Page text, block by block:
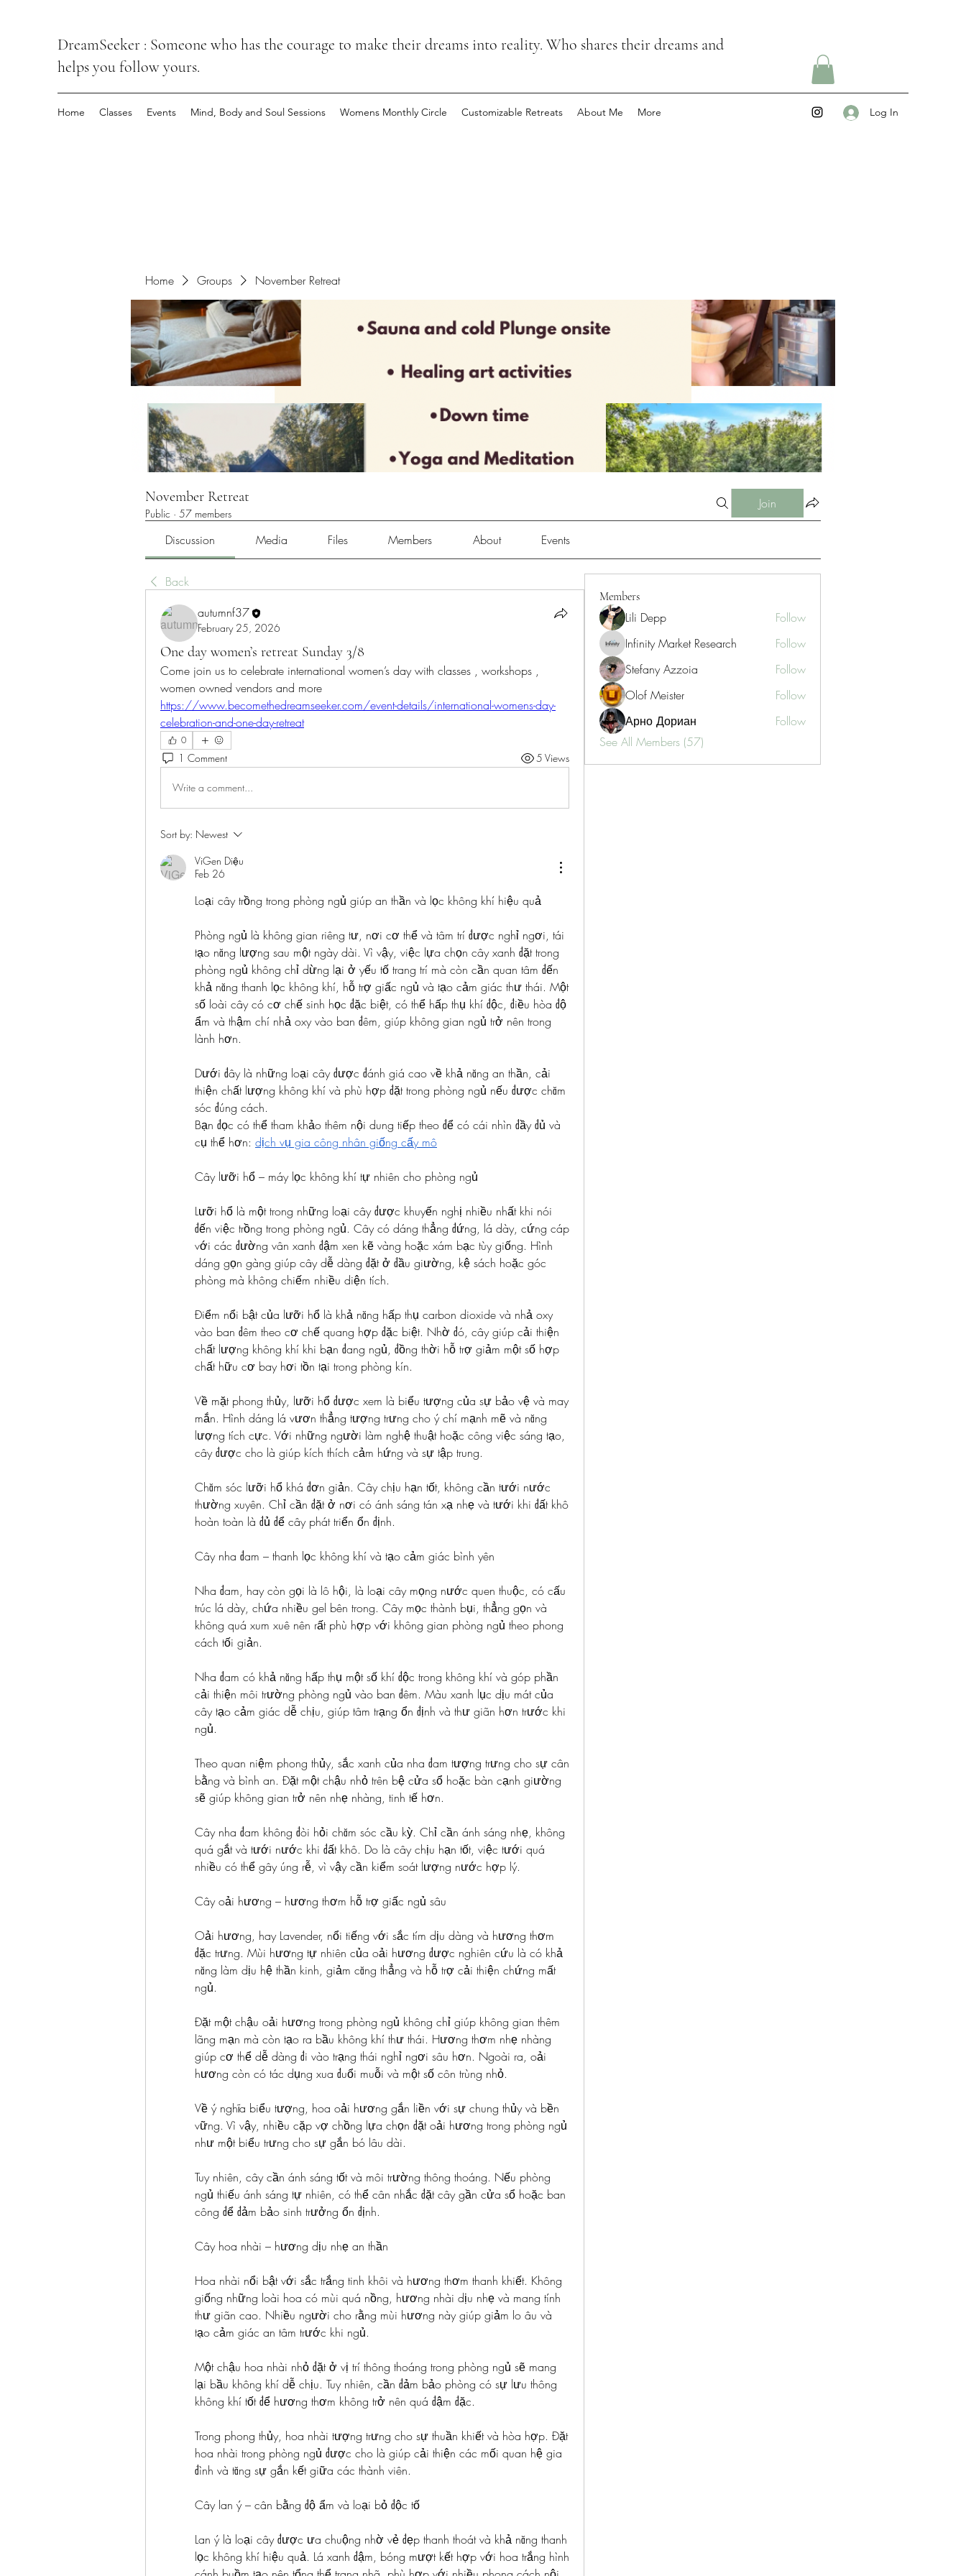
DreamSeeker : Someone who has the courage to make their dreams into reality. Who shares their dreams and
helps you follow yours.
Home Classes Events Mind, Body and Soul Sessions Womens Monthly Circle Customizable Retreats About Me More Log In
Home Groups November Retreat
November Retreat
Public · 57 members
Join
Discussion Media Files Members About Events
Back
autumnf37
February 25, 2026
One day women’s retreat Sunday 3/8
Come join us to celebrate international women’s day with classes , workshops ,
women owned vendors and more
https://www.becomethedreamseeker.com/event-details/international-womens-day-
celebration-and-one-day-retreat
0
1 Comment 5 Views
Write a comment...
Sort by: Newest
ViGen Diệu
Feb 26
Loại cây trồng trong phòng ngủ giúp an thần và lọc không khí hiệu quả
Phòng ngủ là không gian riêng tư, nơi cơ thể và tâm trí được nghỉ ngơi, tái
tạo năng lượng sau một ngày dài. Vì vậy, việc lựa chọn cây xanh đặt trong
phòng ngủ không chỉ dừng lại ở yếu tố trang trí mà còn cần quan tâm đến
khả năng thanh lọc không khí, hỗ trợ giấc ngủ và tạo cảm giác thư thái. Một
số loài cây có cơ chế sinh học đặc biệt, có thể hấp thụ khí độc, điều hòa độ
ẩm và thậm chí nhả oxy vào ban đêm, giúp không gian ngủ trở nên trong
lành hơn.
Dưới đây là những loại cây được đánh giá cao về khả năng an thần, cải
thiện chất lượng không khí và phù hợp đặt trong phòng ngủ nếu được chăm
sóc đúng cách.
Bạn đọc có thể tham khảo thêm nội dung tiếp theo để có cái nhìn đầy đủ và
cụ thể hơn: dịch vụ gia công nhân giống cấy mô
Cây lưỡi hổ – máy lọc không khí tự nhiên cho phòng ngủ
Lưỡi hổ là một trong những loại cây được khuyến nghị nhiều nhất khi nói
đến việc trồng trong phòng ngủ. Cây có dáng thẳng đứng, lá dày, cứng cáp
với các đường vân xanh đậm xen kẽ vàng hoặc xám bạc tùy giống. Hình
dáng gọn gàng giúp cây dễ dàng đặt ở đầu giường, kệ sách hoặc góc
phòng mà không chiếm nhiều diện tích.
Điểm nổi bật của lưỡi hổ là khả năng hấp thụ carbon dioxide và nhả oxy
vào ban đêm theo cơ chế quang hợp đặc biệt. Nhờ đó, cây giúp cải thiện
chất lượng không khí khi bạn đang ngủ, đồng thời hỗ trợ giảm một số hợp
chất hữu cơ bay hơi tồn tại trong phòng kín.
Về mặt phong thủy, lưỡi hổ được xem là biểu tượng của sự bảo vệ và may
mắn. Hình dáng lá vươn thẳng tượng trưng cho ý chí mạnh mẽ và năng
lượng tích cực. Với những người làm nghệ thuật hoặc công việc sáng tạo,
cây được cho là giúp kích thích cảm hứng và sự tập trung.
Chăm sóc lưỡi hổ khá đơn giản. Cây chịu hạn tốt, không cần tưới nước
thường xuyên. Chỉ cần đặt ở nơi có ánh sáng tán xạ nhẹ và tưới khi đất khô
hoàn toàn là đủ để cây phát triển ổn định.
Cây nha đam – thanh lọc không khí và tạo cảm giác bình yên
Nha đam, hay còn gọi là lô hội, là loại cây mọng nước quen thuộc, có cấu
trúc lá dày, chứa nhiều gel bên trong. Cây mọc thành bụi, thẳng gọn và
không quá xum xuê nên rất phù hợp với không gian phòng ngủ theo phong
cách tối giản.
Nha đam có khả năng hấp thụ một số khí độc trong không khí và góp phần
cải thiện môi trường phòng ngủ vào ban đêm. Màu xanh lục dịu mát của
cây tạo cảm giác dễ chịu, giúp tâm trạng ổn định và thư giãn hơn trước khi
ngủ.
Theo quan niệm phong thủy, sắc xanh của nha đam tượng trưng cho sự cân
bằng và bình an. Đặt một chậu nhỏ trên bệ cửa sổ hoặc bàn cạnh giường
sẽ giúp không gian trở nên nhẹ nhàng, tinh tế hơn.
Cây nha đam không đòi hỏi chăm sóc cầu kỳ. Chỉ cần ánh sáng nhẹ, không
quá gắt và tưới nước khi đất khô. Do là cây chịu hạn tốt, việc tưới quá
nhiều có thể gây úng rễ, vì vậy cần kiểm soát lượng nước hợp lý.
Cây oải hương – hương thơm hỗ trợ giấc ngủ sâu
Oải hương, hay Lavender, nổi tiếng với sắc tím dịu dàng và hương thơm
đặc trưng. Mùi hương tự nhiên của oải hương được nghiên cứu là có khả
năng làm dịu hệ thần kinh, giảm căng thẳng và hỗ trợ cải thiện chứng mất
ngủ.
Đặt một chậu oải hương trong phòng ngủ không chỉ giúp không gian thêm
lãng mạn mà còn tạo ra bầu không khí thư thái. Hương thơm nhẹ nhàng
giúp cơ thể dễ dàng đi vào trạng thái nghỉ ngơi sâu hơn. Ngoài ra, oải
hương còn có tác dụng xua đuổi muỗi và một số côn trùng nhỏ.
Về ý nghĩa biểu tượng, hoa oải hương gắn liền với sự chung thủy và bền
vững. Vì vậy, nhiều cặp vợ chồng lựa chọn đặt oải hương trong phòng ngủ
như một biểu trưng cho sự gắn bó lâu dài.
Tuy nhiên, cây cần ánh sáng tốt và môi trường thông thoáng. Nếu phòng
ngủ thiếu ánh sáng tự nhiên, có thể cân nhắc đặt cây gần cửa sổ hoặc ban
công để đảm bảo sinh trưởng ổn định.
Cây hoa nhài – hương dịu nhẹ an thần
Hoa nhài nổi bật với sắc trắng tinh khôi và hương thơm thanh khiết. Không
giống những loài hoa có mùi quá nồng, hương nhài dịu nhẹ và mang tính
thư giãn cao. Nhiều người cho rằng mùi hương này giúp giảm lo âu và
tạo cảm giác an tâm trước khi ngủ.
Một chậu hoa nhài nhỏ đặt ở vị trí thông thoáng trong phòng ngủ sẽ mang
lại bầu không khí dễ chịu. Tuy nhiên, cần đảm bảo phòng có sự lưu thông
không khí tốt để hương thơm không trở nên quá đậm đặc.
Trong phong thủy, hoa nhài tượng trưng cho sự thuần khiết và hòa hợp. Đặt
hoa nhài trong phòng ngủ được cho là giúp cải thiện các mối quan hệ gia
đình và tăng sự gắn kết giữa các thành viên.
Cây lan ý – cân bằng độ ẩm và loại bỏ độc tố
Lan ý là loại cây được ưa chuộng nhờ vẻ đẹp thanh thoát và khả năng thanh
lọc không khí hiệu quả. Lá xanh đậm, bóng mượt kết hợp với hoa trắng hình
Members
Lili Depp
Follow
Infinity Market Research
Follow
Stefany Azzoia
Follow
Olof Meister
Follow
Арно Дориан
Follow
See All Members (57)